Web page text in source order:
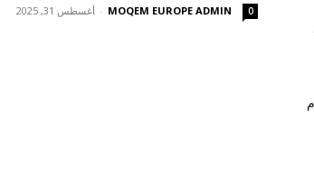
MOQEM EUROPE ADMIN
- أغسطس 31, 2025 0